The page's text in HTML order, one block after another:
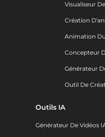
Visualiseur
Création
Animation
Concepteur
Générateur
Outil De
Outils IA
Générateur De Vidéos